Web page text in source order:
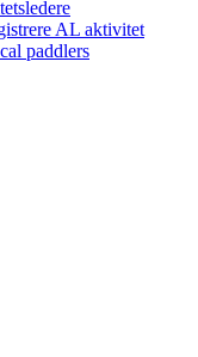
AL aktivitet
paddlers